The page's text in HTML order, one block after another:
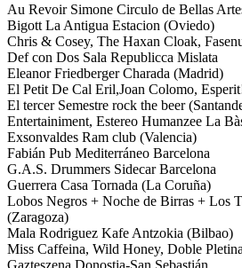
Au Revoir Simone Ci­rculo de Bellas
Bigott La Antigua Estacion (Oviedo)
Chris & Cosey, The Haxan Cloak,
Def con Dos Sala Republicca Mislata
Eleanor Friedberger Charada (Madrid)
El Petit De Cal Eril,Joan Colomo,
El tercer Semestre rock the beer
Entertainiment, Estereo Humanzee La
Exsonvaldes Ram club (Valencia)
Fabián Pub Mediterráneo Barcelona
G.A.S. Drummers Sidecar Barcelona
Guerrera Casa Tornada (La Coruña)
Lobos Negros + Noche de Birras + Los
(Zaragoza)
Mala Rodriguez Kafe Antzokia (Bilbao)
Miss Caffeina, Wild Honey, Doble
Gazteszena Donostia-San Sebastián